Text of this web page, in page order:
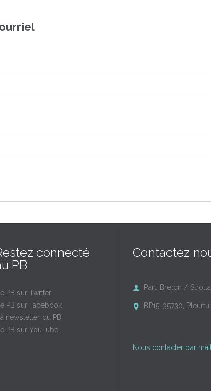
connecté
PB
PB sur Twitter
PB sur Facebook
newsletter du PB
PB sur YouTube
Contactez
 Parti Breton /
 BP15, 35730,
Nous contacter par mail